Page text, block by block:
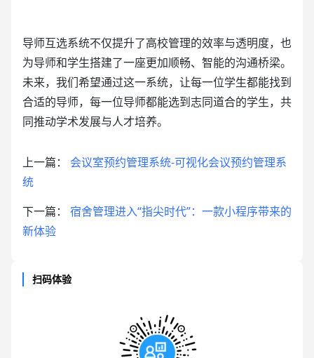
导师互选系统不仅提升了高校管理的效率与透明度，也
为导师和学生搭建了一座更加顺畅、智能的沟通桥梁。
未来，我们希望通过这一系统，让每一位学生都能找到
合适的导师，每一位导师都能选到志同道合的学生，共
同推动学术发展与人才培养。
上一篇： 会议室预约管理系统-可视化会议预约管理系
统
下一篇： 宿舍管理进入“指尖时代”：一款小程序带来的
新体验
扫码体验